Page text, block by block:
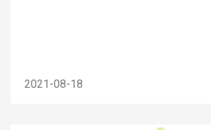
2021-08-18